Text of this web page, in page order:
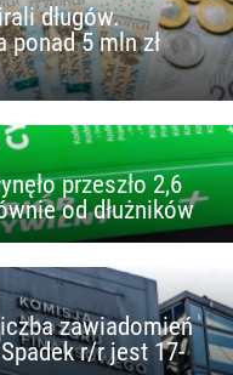
długów.
ponad 5 mln zł
przeszło 2,6
od dłużników
zawiadomień
r/r jest 17-